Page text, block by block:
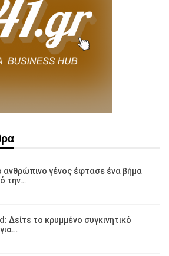
ανθρώπινο γένος έφτασε ένα βήμα
την…
Δείτε το κρυμμένο συγκινητικό